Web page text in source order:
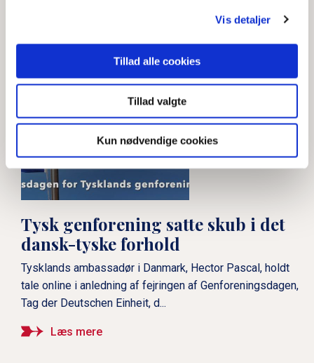
Vis detaljer
Tillad alle cookies
Tillad valgte
Kun nødvendige cookies
kender fortiden, kan skabe
Ambassadør Friis Arne
Petersen: “Tyskland er
Danmarks bedste ven i
Europa"
Ambassadør Detlev Rünger
svarer: Hvad holder du mest
af ved Danmark?
Lykke Friis svarer: Hvad
Tysk genforening satte skub i det
dansk-tyske forhold
Tysklands ambassadør i Danmark, Hector Pascal, holdt
tale online i anledning af fejringen af Genforeningsdagen,
Tag der Deutschen Einheit, d...
Læs mere